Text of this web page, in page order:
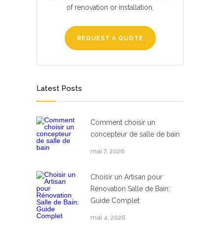
of renovation or installation.
REQUEST A QUOTE
Latest Posts
Comment choisir un
concepteur de salle de bain
mai 7, 2026
Choisir un Artisan pour
Rénovation Salle de Bain:
Guide Complet
mai 4, 2026